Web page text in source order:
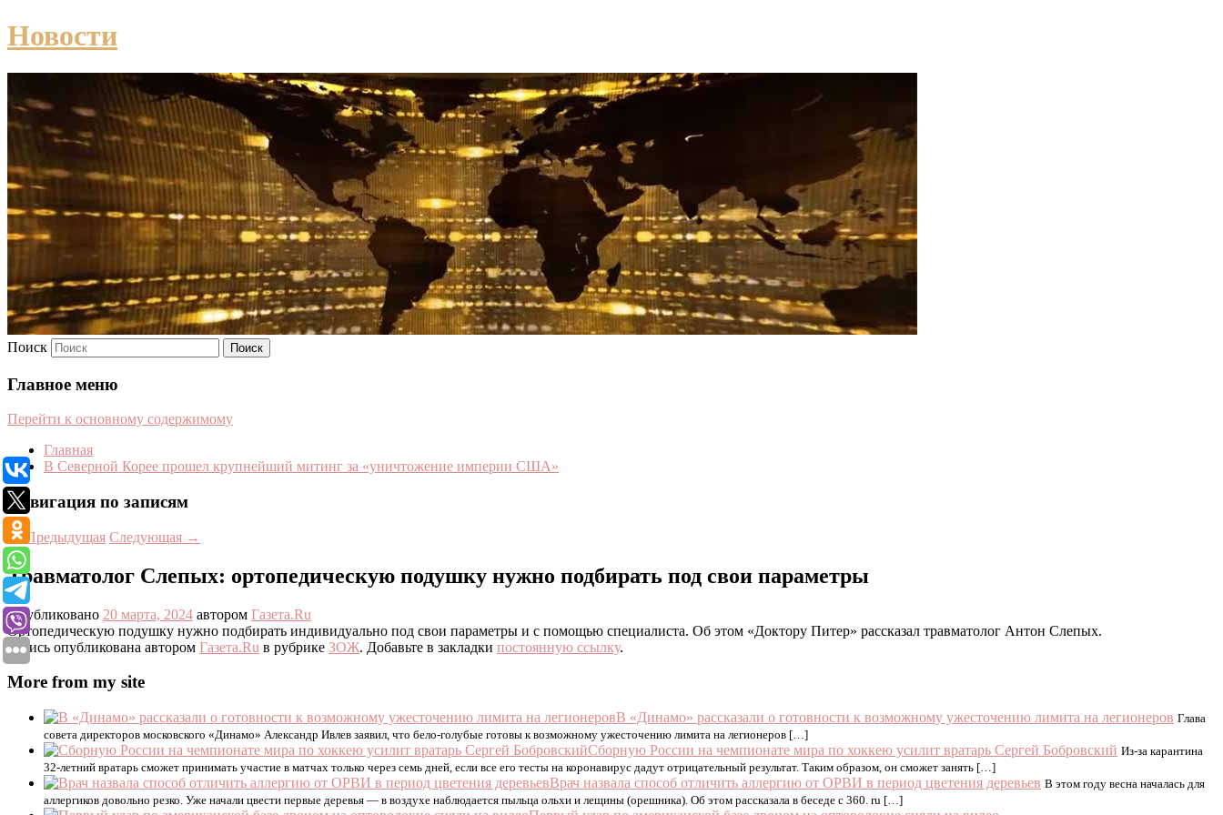
Новости
Поиск
Главное меню
Перейти к основному содержимому
Главная
В Северной Корее прошел крупнейший митинг за «уничтожение империи США»
Навигация по записям
←Предыдущая Следующая →
Травматолог Слепых: ортопедическую подушку нужно подбирать под свои параметры
Опубликовано 20 марта, 2024 автором Газета.Ru
Ортопедическую подушку нужно подбирать индивидуально под свои параметры и с помощью специалиста. Об этом «Доктору Питер» рассказал травматолог Антон Слепых.
Запись опубликована автором Газета.Ru в рубрике ЗОЖ. Добавьте в закладки постоянную ссылку.
More from my site
В «Динамо» рассказали о готовности к возможному ужесточению лимита на легионеров Глава
совета директоров московского «Динамо» Александр Ивлев заявил, что бело-голубые готовы к возможному ужесточению лимита на легионеров […]
Сборную России на чемпионате мира по хоккею усилит вратарь Сергей Бобровский Из-за карантина
32-летний вратарь сможет принимать участие в матчах только через семь дней, если все его тесты на коронавирус дадут отрицательный результат. Таким образом, он сможет занять […]
Врач назвала способ отличить аллергию от ОРВИ в период цветения деревьев В этом году весна началась для
аллергиков довольно резко. Уже начали цвести первые деревья — в воздухе наблюдается пыльца ольхи и лещины (орешника). Об этом рассказала в беседе с 360. ru […]